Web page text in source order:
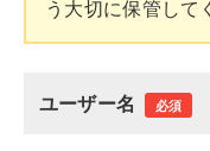
う大切に保管して
ユーザー名 必須